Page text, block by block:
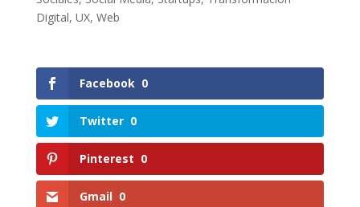
Digital, UX, Web
Facebook 0
Twitter 0
Pinterest 0
Gmail 0